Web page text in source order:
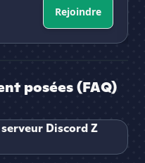
Rejoindre
posées (FAQ)
Discord Z